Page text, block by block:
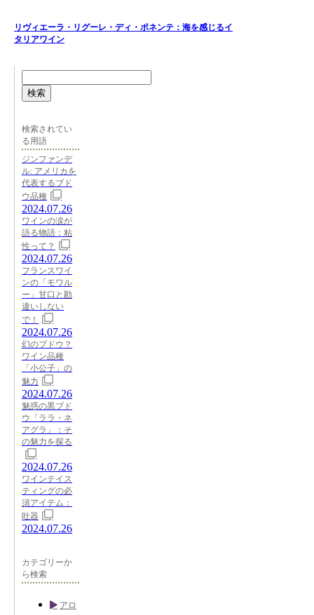
リヴィエーラ・リグーレ・ディ・ポネンテ：海を感じるイ
タリアワイン
検索
検索されてい
る用語
ジンファンデ
ル: アメリカを
代表するブド
ウ品種
2024.07.26
ワインの涙が
語る物語：粘
性って？
2024.07.26
フランスワイ
ンの「モワル
ー」甘口と勘
違いしない
で！
2024.07.26
幻のブドウ？
ワイン品種
「小公子」の
魅力
2024.07.26
魅惑の黒ブド
ウ「ララ・ネ
アグラ」：そ
の魅力を探る
2024.07.26
ワインテイス
ティングの必
須アイテム：
吐器
2024.07.26
カテゴリーか
ら検索
アロ